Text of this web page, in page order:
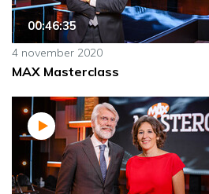
00:46:35
4 november 2020
MAX Masterclass